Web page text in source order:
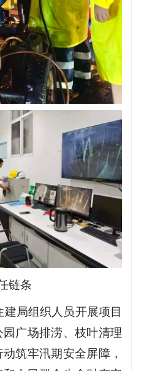
链条
局组织人员开展项目
广场排涝、枝叶清理
筑牢汛期安全屏障，